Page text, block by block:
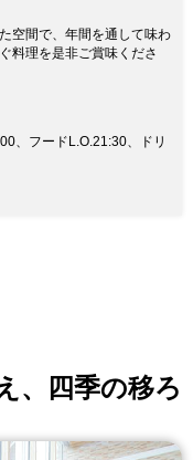
空間で、年間を通して味わ
料理を是非ご賞味くださ
、フードL.O.21:30、ドリ
、四季の移ろ